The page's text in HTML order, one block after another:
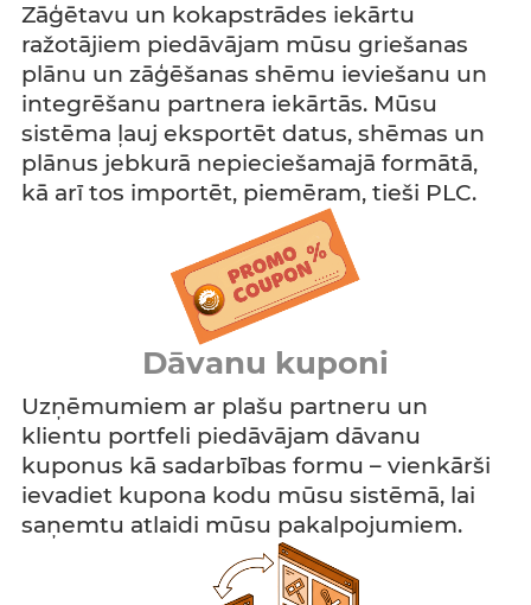
Zāģētavu un kokapstrādes iekārtu
ražotājiem piedāvājam mūsu griešanas
plānu un zāģēšanas shēmu ieviešanu un
integrēšanu partnera iekārtās. Mūsu
sistēma ļauj eksportēt datus, shēmas un
plānus jebkurā nepieciešamajā formātā,
kā arī tos importēt, piemēram, tieši PLC.
Dāvanu kuponi
Uzņēmumiem ar plašu partneru un
klientu portfeli piedāvājam dāvanu
kuponus kā sadarbības formu – vienkārši
ievadiet kupona kodu mūsu sistēmā, lai
saņemtu atlaidi mūsu pakalpojumiem.